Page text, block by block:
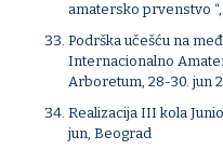
amatersko prvenstvo
Podrška učešću na
Internacionalno
Arboretum, 28-30. jun
Realizacija III kola
jun, Beograd